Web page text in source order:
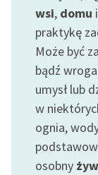
szkolnych i
słuchania dla
uczniów z
Feministyczne
Popularyzacja
skandynawskiej
feministycznej
Ręce pełne poezji
wsi, domu
praktykę
Może być
bądź
umysł lub
w
ognia,
osobny